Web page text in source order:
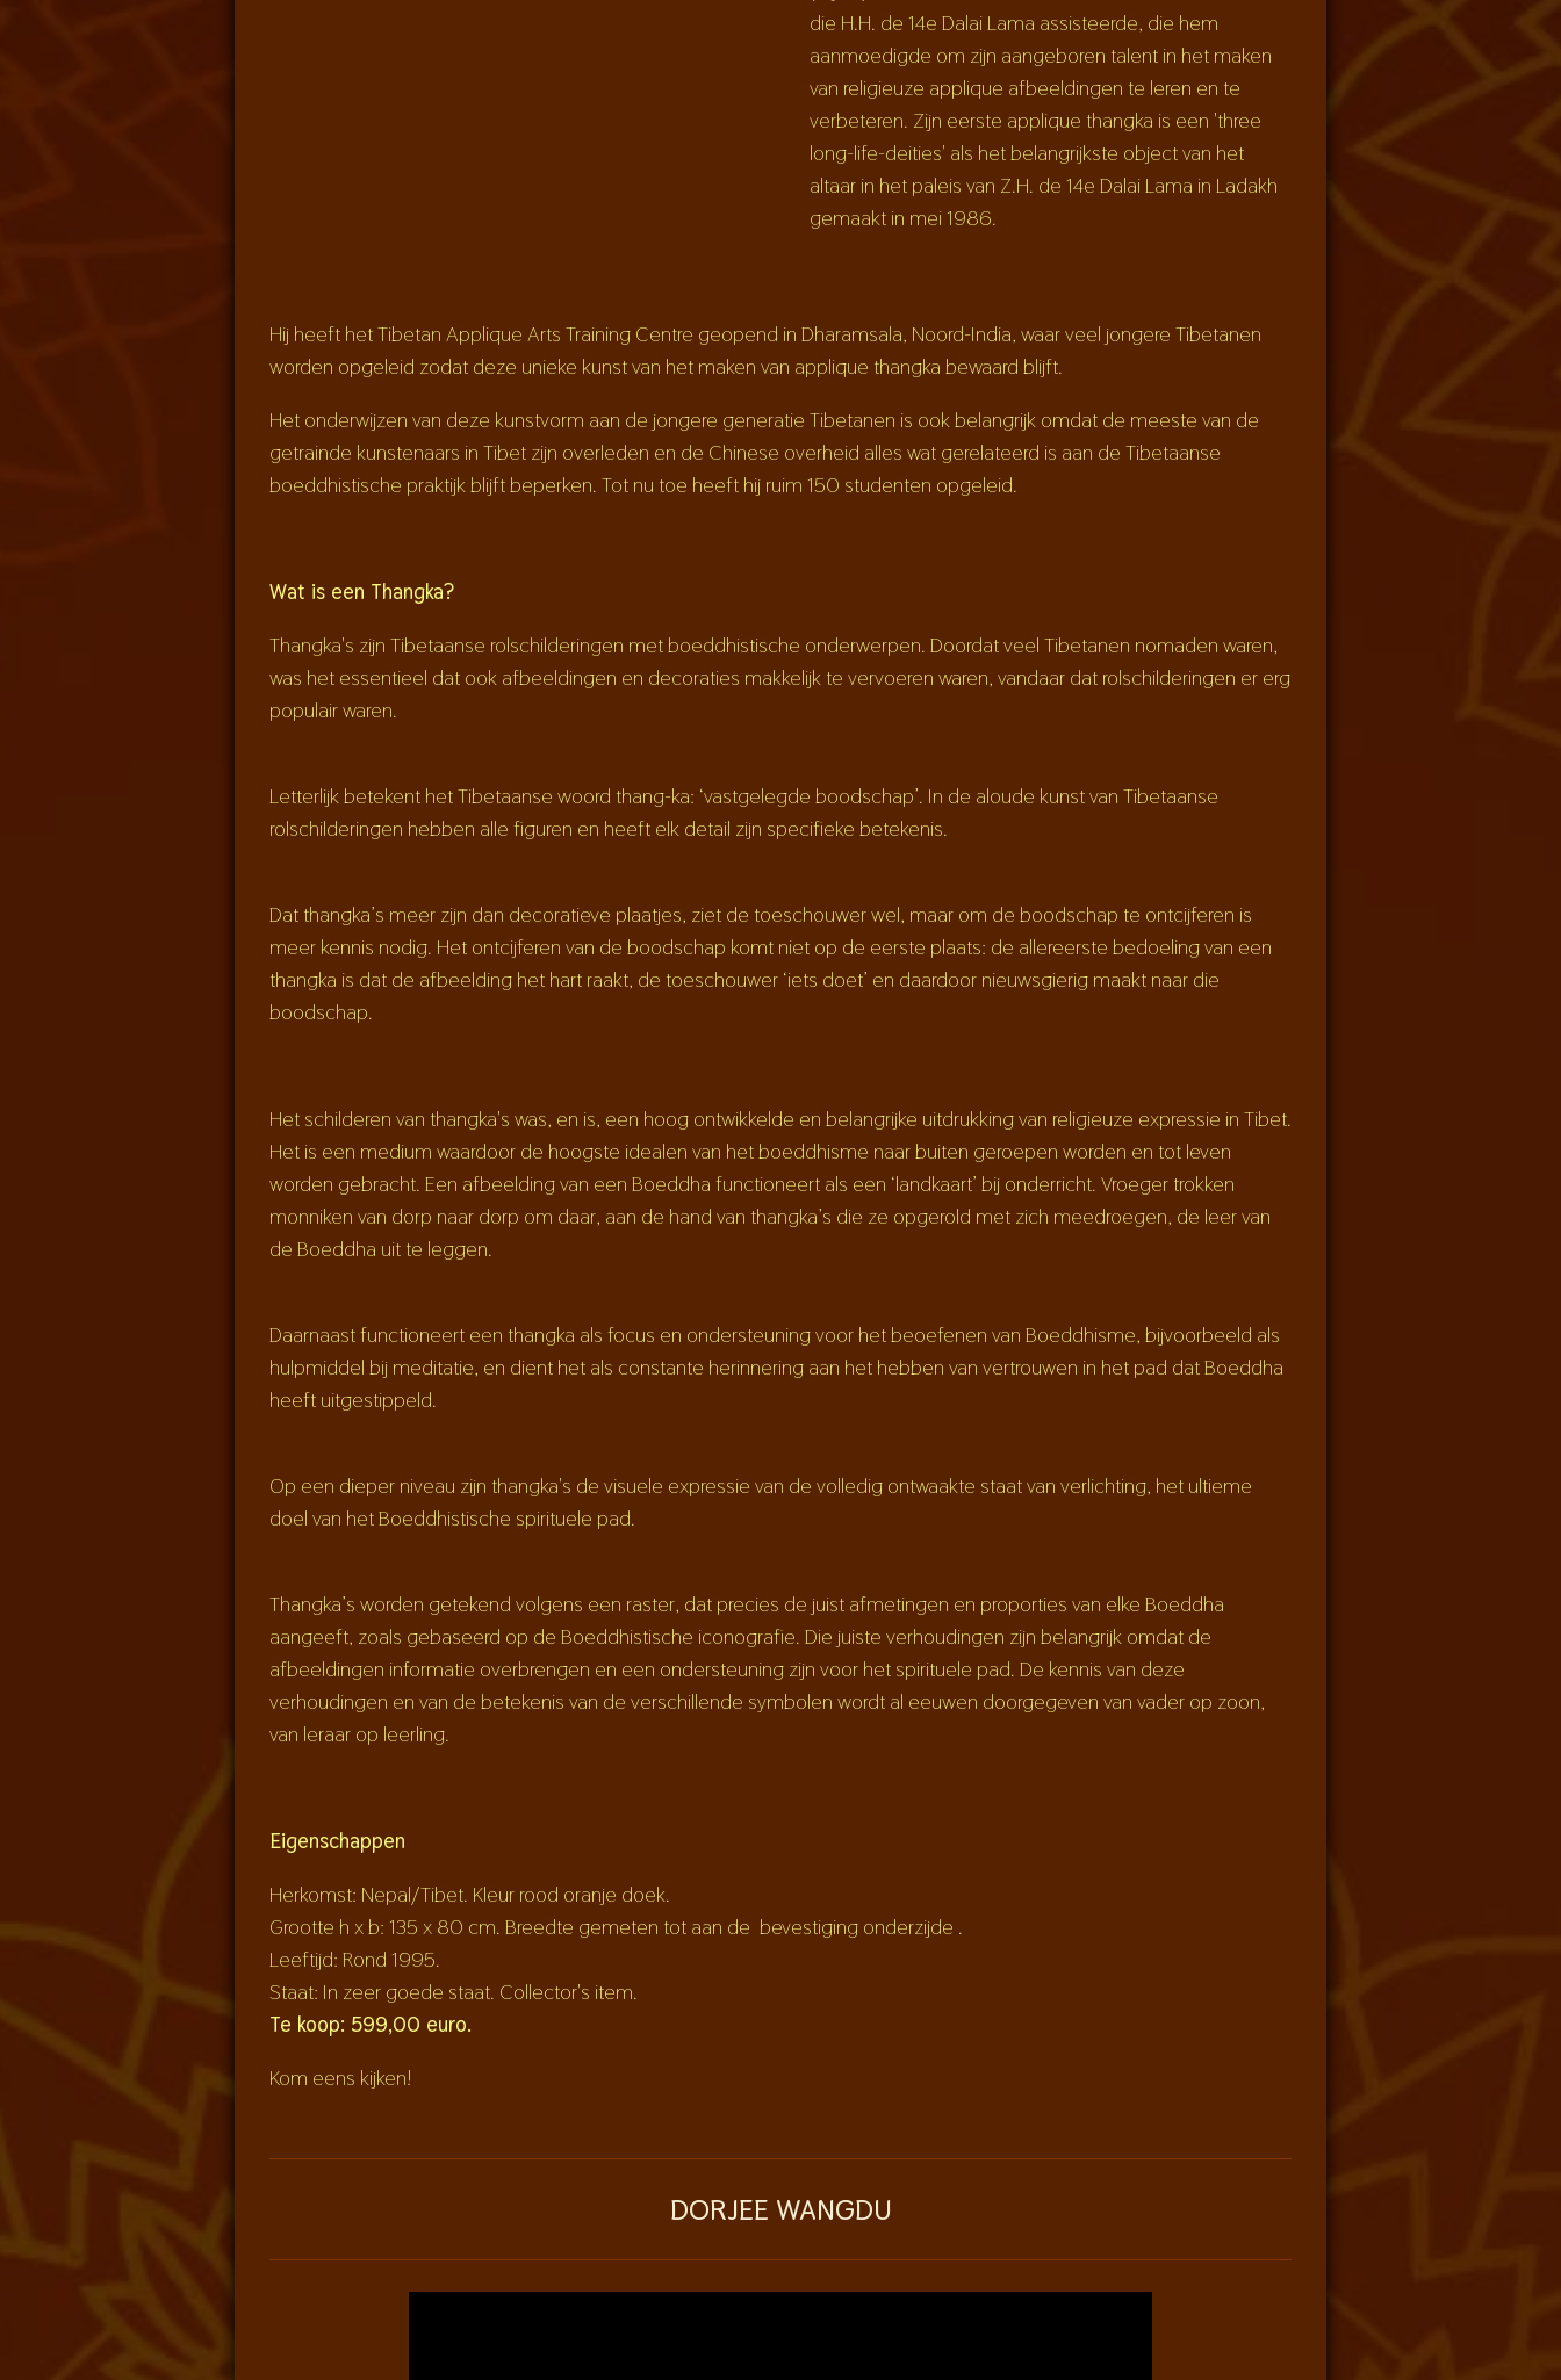
die H.H. de 14e Dalai Lama assisteerde, die hem
aanmoedigde om zijn aangeboren talent in het maken
van religieuze applique afbeeldingen te leren en te
verbeteren. Zijn eerste applique thangka is een 'three
long-life-deities' als het belangrijkste object van het
altaar in het paleis van Z.H. de 14e Dalai Lama in Ladakh
gemaakt in mei 1986.
Hij heeft het Tibetan Applique Arts Training Centre geopend in Dharamsala, Noord-India, waar veel jongere Tibetanen
worden opgeleid zodat deze unieke kunst van het maken van applique thangka bewaard blijft.
Het onderwijzen van deze kunstvorm aan de jongere generatie Tibetanen is ook belangrijk omdat de meeste van de
getrainde kunstenaars in Tibet zijn overleden en de Chinese overheid alles wat gerelateerd is aan de Tibetaanse
boeddhistische praktijk blijft beperken. Tot nu toe heeft hij ruim 150 studenten opgeleid.
Wat is een Thangka?
Thangka's zijn Tibetaanse rolschilderingen met boeddhistische onderwerpen. Doordat veel Tibetanen nomaden waren,
was het essentieel dat ook afbeeldingen en decoraties makkelijk te vervoeren waren, vandaar dat rolschilderingen er erg
populair waren.
Letterlijk betekent het Tibetaanse woord thang-ka: ‘vastgelegde boodschap’. In de aloude kunst van Tibetaanse
rolschilderingen hebben alle figuren en heeft elk detail zijn specifieke betekenis.
Dat thangka’s meer zijn dan decoratieve plaatjes, ziet de toeschouwer wel, maar om de boodschap te ontcijferen is
meer kennis nodig. Het ontcijferen van de boodschap komt niet op de eerste plaats: de allereerste bedoeling van een
thangka is dat de afbeelding het hart raakt, de toeschouwer ‘iets doet’ en daardoor nieuwsgierig maakt naar die
boodschap.
Het schilderen van thangka's was, en is, een hoog ontwikkelde en belangrijke uitdrukking van religieuze expressie in Tibet.
Het is een medium waardoor de hoogste idealen van het boeddhisme naar buiten geroepen worden en tot leven
worden gebracht. Een afbeelding van een Boeddha functioneert als een ‘landkaart’ bij onderricht. Vroeger trokken
monniken van dorp naar dorp om daar, aan de hand van thangka’s die ze opgerold met zich meedroegen, de leer van
de Boeddha uit te leggen.
Daarnaast functioneert een thangka als focus en ondersteuning voor het beoefenen van Boeddhisme, bijvoorbeeld als
hulpmiddel bij meditatie, en dient het als constante herinnering aan het hebben van vertrouwen in het pad dat Boeddha
heeft uitgestippeld.
Op een dieper niveau zijn thangka's de visuele expressie van de volledig ontwaakte staat van verlichting, het ultieme
doel van het Boeddhistische spirituele pad.
Thangka’s worden getekend volgens een raster, dat precies de juist afmetingen en proporties van elke Boeddha
aangeeft, zoals gebaseerd op de Boeddhistische iconografie. Die juiste verhoudingen zijn belangrijk omdat de
afbeeldingen informatie overbrengen en een ondersteuning zijn voor het spirituele pad. De kennis van deze
verhoudingen en van de betekenis van de verschillende symbolen wordt al eeuwen doorgegeven van vader op zoon,
van leraar op leerling.
Eigenschappen
Herkomst: Nepal/Tibet. Kleur rood oranje doek.
Grootte h x b: 135 x 80 cm. Breedte gemeten tot aan de bevestiging onderzijde .
Leeftijd: Rond 1995.
Staat: In zeer goede staat. Collector's item.
Te koop: 599,00 euro.
Kom eens kijken!
DORJEE WANGDU